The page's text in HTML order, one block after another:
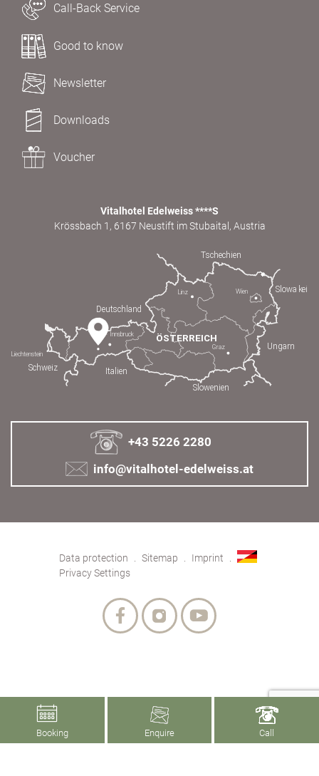
Call-Back Service
Good to know
Newsletter
Downloads
Voucher
Vitalhotel Edelweiss ****S
Krössbach 1, 6167 Neustift im Stubaital, Austria
+43 5226 2280
info@vitalhotel-edelweiss.at
Data protection Sitemap
Imprint
Privacy Settings
Booking Enquire Call